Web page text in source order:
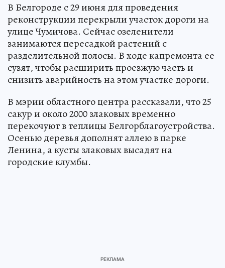
В Белгороде с 29 июня для проведения
реконструкции перекрыли участок дороги на
улице Чумичова. Сейчас озеленители
занимаются пересадкой растений с
разделительной полосы. В ходе капремонта ее
сузят, чтобы расширить проезжую часть и
снизить аварийность на этом участке дороги.
В мэрии областного центра рассказали, что 25
сакур и около 2000 злаковых временно
перекочуют в теплицы Белгорблагоустройства.
Осенью деревья дополнят аллею в парке
Ленина, а кусты злаковых высадят на
городские клумбы.